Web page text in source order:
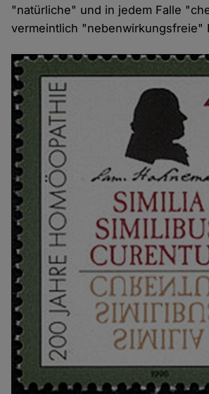
"natürliche" und in jedem Falle
vermeintlich "nebenwirkungsfreie"